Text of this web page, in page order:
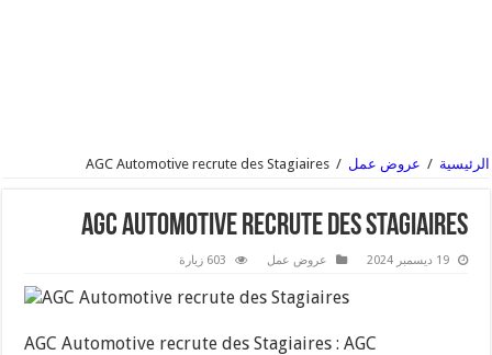
الرئيسية / عروض عمل /
AGC Automotive recrute des Stagiaires
AGC Automotive recrute des Stagiaires
19 ديسمبر 2024 عروض عمل 603 زيارة
AGC Automotive recrute des Stagiaires : AGC